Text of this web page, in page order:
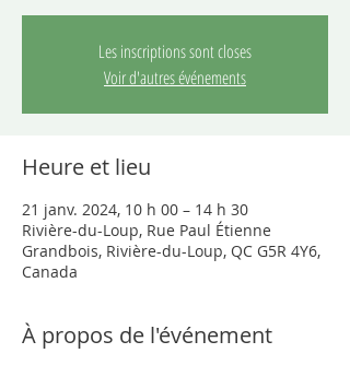
Les inscriptions sont closes
Voir d'autres événements
Heure et lieu
21 janv. 2024, 10 h 00 – 14 h 30
Rivière-du-Loup, Rue Paul Étienne
Grandbois, Rivière-du-Loup, QC G5R 4Y6,
Canada
À propos de l'événement